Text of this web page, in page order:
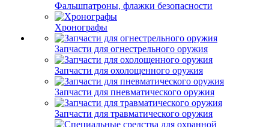
Фальшпатроны, флажки безопасности
Хронографы
Запчасти для огнестрельного оружия
Запчасти для охолощенного оружия
Запчасти для пневматического оружия
Запчасти для травматического оружия